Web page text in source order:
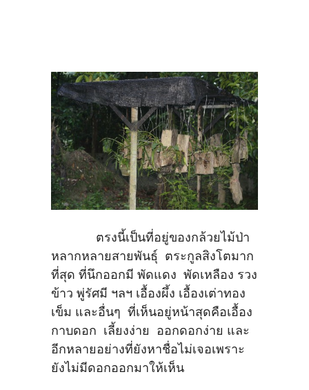
ตรงนี้เป็นที่อยู่ของกล้วยไม้ป่า
หลากหลายสายพันธุ์ ตระกูลสิงโตมาก
ที่สุด ที่นึกออกมี พัดแดง พัดเหลือง รวง
ข้าว พู่รัศมี ฯลฯ เอื้องผึ้ง เอื้องเต่าทอง
เข็ม และอื่นๆ ที่เห็นอยู่หน้าสุดคือเอื้อง
กาบดอก เลี้ยงง่าย ออกดอกง่าย และ
อีกหลายอย่างที่ยังหาชื่อไม่เจอเพราะ
ยังไม่มีดอกออกมาให้เห็น